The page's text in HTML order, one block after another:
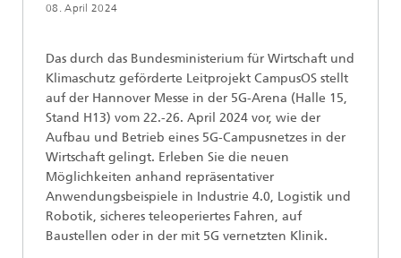
08. April 2024
Das durch das Bundesministerium für Wirtschaft und
Klimaschutz geförderte Leitprojekt CampusOS stellt
auf der Hannover Messe in der 5G-Arena (Halle 15,
Stand H13) vom 22.-26. April 2024 vor, wie der
Aufbau und Betrieb eines 5G-Campusnetzes in der
Wirtschaft gelingt. Erleben Sie die neuen
Möglichkeiten anhand repräsentativer
Anwendungsbeispiele in Industrie 4.0, Logistik und
Robotik, sicheres teleoperiertes Fahren, auf
Baustellen oder in der mit 5G vernetzten Klinik.